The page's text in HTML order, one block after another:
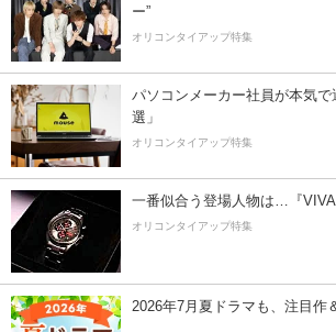
ー”
オリコンタイアップ特集
パソコンメーカー社員が本気
選」
オリコンタイアップ特集
一番似合う登場人物は…『
オリコンタイアップ特集
2026年7月夏ドラマも、注目作